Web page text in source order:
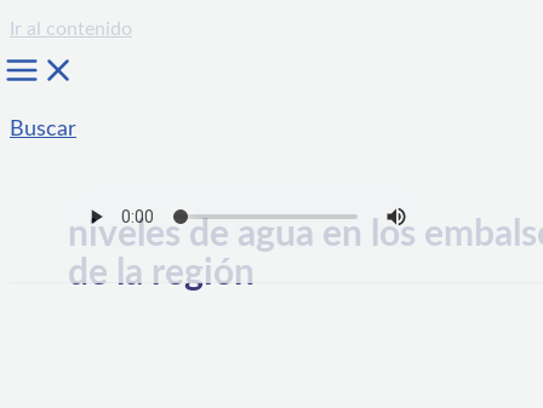
Ir al contenido
Buscar
niveles de agua en los
de la región